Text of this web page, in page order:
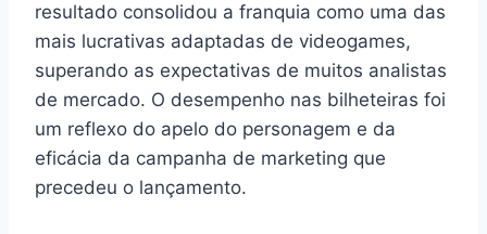
resultado consolidou a franquia como uma das
mais lucrativas adaptadas de videogames,
superando as expectativas de muitos analistas
de mercado. O desempenho nas bilheteiras foi
um reflexo do apelo do personagem e da
eficácia da campanha de marketing que
precedeu o lançamento.